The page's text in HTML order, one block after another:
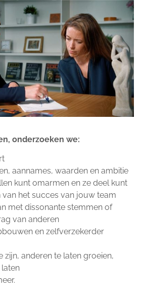
onderzoeken we:
aannames, waarden en ambitie
kunt omarmen en ze deel kunt
van het succes van jouw team
met dissonante stemmen of
van anderen
en zelfverzekerder
zijn, anderen te laten groeien,